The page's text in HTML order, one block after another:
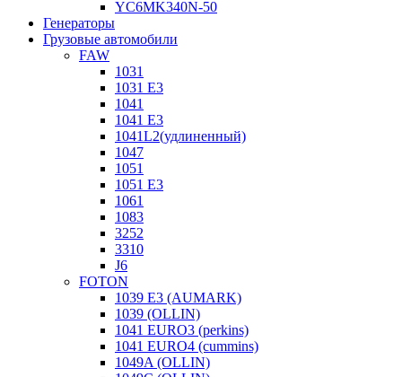
YC6MK340N-50
Генераторы
Грузовые автомобили
FAW
1031
1031 E3
1041
1041 E3
1041L2(удлиненный)
1047
1051
1051 E3
1061
1083
3252
3310
J6
FOTON
1039 E3 (AUMARK)
1039 (OLLIN)
1041 EURO3 (perkins)
1041 EURO4 (cummins)
1049A (OLLIN)